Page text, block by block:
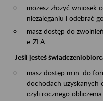
możesz złożyć wniosek
niezaleganiu i odebrać
masz dostęp do
e-ZLA
Jeśli jesteś
masz dostęp m.in. do
dochodach uzyskanych
czyli rocznego